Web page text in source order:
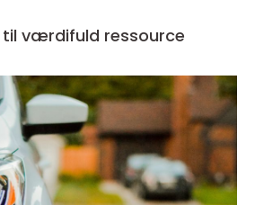
værdifuld ressource